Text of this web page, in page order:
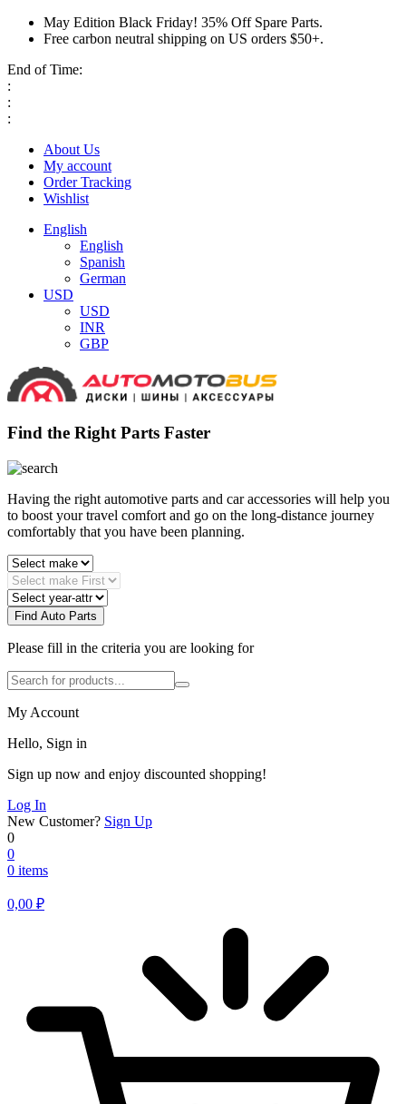
May Edition Black Friday! 35% Off Spare Parts.
Free carbon neutral shipping on US orders $50+.
End of Time:
:
:
:
About Us
My account
Order Tracking
Wishlist
English
English
Spanish
German
USD
USD
INR
GBP
Find the Right Parts Faster
Having the right automotive parts and car accessories will help you
to boost your travel comfort and go on the long-distance journey
comfortably that you have been planning.
Find Auto Parts
Please fill in the criteria you are looking for
My Account
Hello, Sign in
Sign up now and enjoy discounted shopping!
Log In
New Customer? Sign Up
0
0
0 items
0,00 ₽